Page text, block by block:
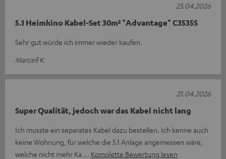
5.1 Heimkino Kabel-Set 30m² "Advantage" C3535S
Sehr gut würde ich immer wieder kaufen.
Marcell K.
25.04.2026
Super Qualität, jedoch war das Kabel nicht lang
Ich musste ein separates Kabel dazu bestellen. Ich kenne auch
keine Wohnung, für welche die 5.1 Anlage angemessen wäre,
welche nicht mehr Ka
Komplette Bewertung lesen
21.04.2026